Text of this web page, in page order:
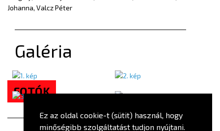
Ez az oldal cookie-t (sütit) használ, hogy
minőségibb szolgáltatást tudjon nyújtani.
Johanna, Valcz Péter
Galéria
FOTÓK